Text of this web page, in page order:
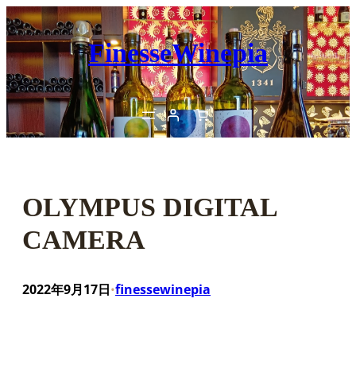
内
容
を
ス
キ
ッ
プ
FinesseWinepia
OLYMPUS DIGITAL
CAMERA
2022年9月17日•finessewinepia